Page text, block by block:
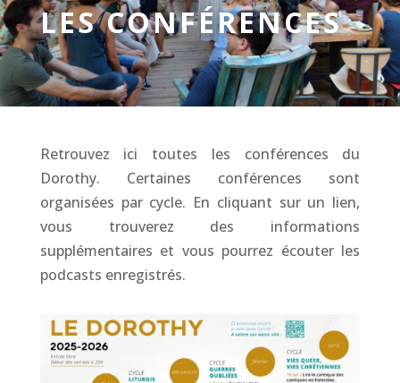
LES CONFÉRENCES
Retrouvez ici toutes les conférences du
Dorothy. Certaines conférences sont
organisées par cycle. En cliquant sur un lien,
vous trouverez des informations
supplémentaires et vous pourrez écouter les
podcasts enregistrés.